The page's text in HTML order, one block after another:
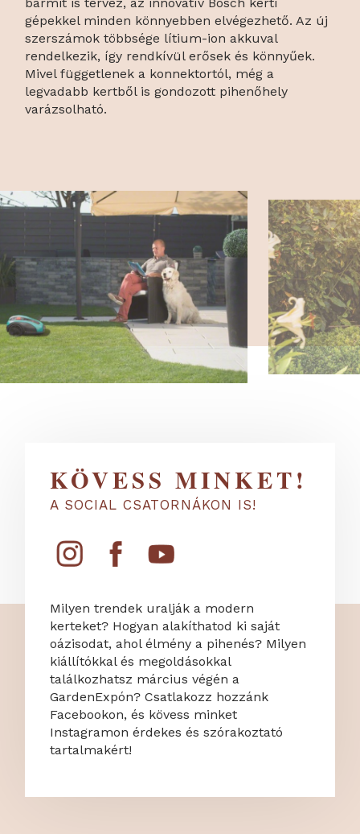
gépekkel minden könnyebben elvégezhető. Az új
szerszámok többsége lítium-ion akkuval
rendelkezik, így rendkívül erősek és könnyűek.
Mivel függetlenek a konnektortól, még a
legvadabb kertből is gondozott pihenőhely
varázsolható.
KÖVESS MINKET!
A SOCIAL CSATORNÁKON IS!
Milyen trendek uralják a modern
kerteket? Hogyan alakíthatod ki saját
oázisodat, ahol élmény a pihenés? Milyen
kiállítókkal és megoldásokkal
találkozhatsz március végén a
GardenExpón? Csatlakozz hozzánk
Facebookon, és kövess minket
Instagramon érdekes és szórakoztató
tartalmakért!